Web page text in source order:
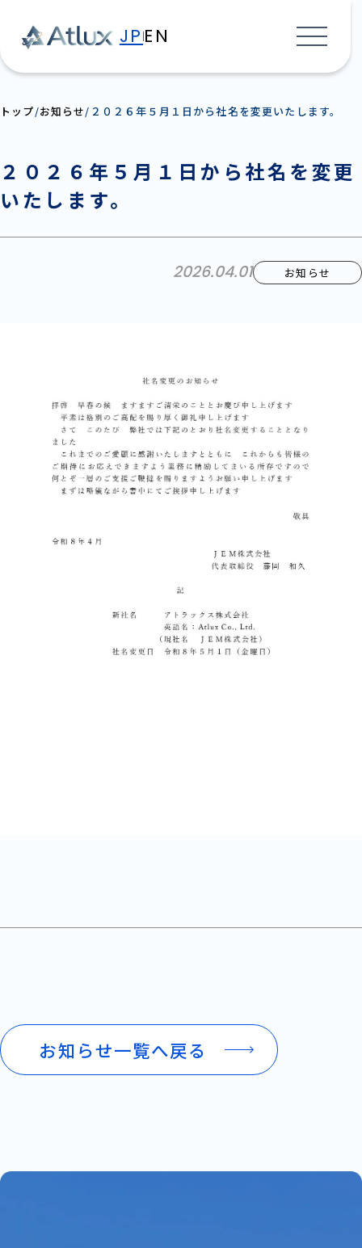
JPEN
トップ お知らせ ２０２６年５月１日から社名を変更いたします。
２０２６年５月１日から社名を変更
いたします。
2026.04.01 お知らせ
お知らせ一覧へ戻る